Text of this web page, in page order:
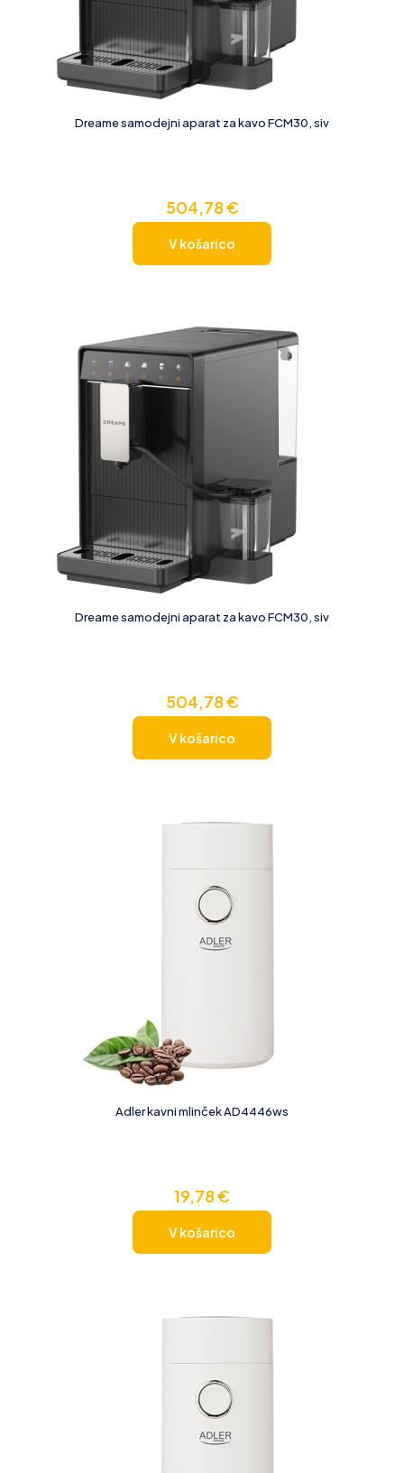
Dreame samodejni aparat za kavo FCM30, siv
504,78€
V košarico
Dreame samodejni aparat za kavo FCM30, siv
504,78€
V košarico
Adler kavni mlinček AD4446ws
19,78€
V košarico